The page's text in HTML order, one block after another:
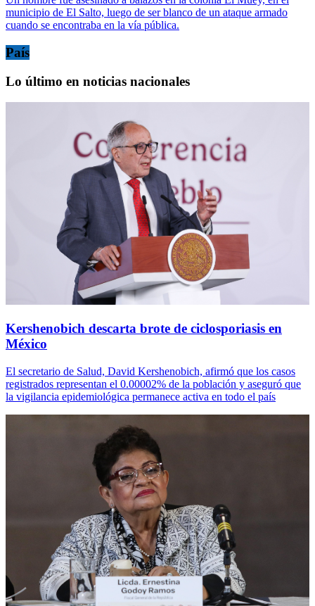
municipio de El Salto, luego de ser blanco de un ataque armado
cuando se encontraba en la vía pública.
País
Lo último en noticias nacionales
Kershenobich descarta brote de ciclosporiasis en
México
El secretario de Salud, David Kershenobich, afirmó que los casos
registrados representan el 0.00002% de la población y aseguró que
la vigilancia epidemiológica permanece activa en todo el país